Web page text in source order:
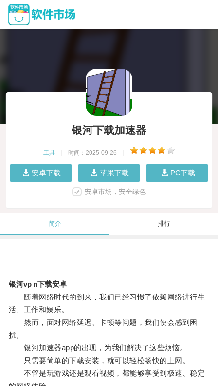
银河下载加速器
工具 时间：2025-09-26
安卓下载 苹果下载 PC下载
安卓市场，安全绿色
简介 排行
银河vp n下载安卓
随着网络时代的到来，我们已经习惯了依赖网络进行生
活、工作和娱乐。
然而，面对网络延迟、卡顿等问题，我们便会感到困
扰。
银河加速器app的出现，为我们解决了这些烦恼。
只需要简单的下载安装，就可以轻松畅快的上网。
不管是玩游戏还是观看视频，都能够享受到极速、稳定